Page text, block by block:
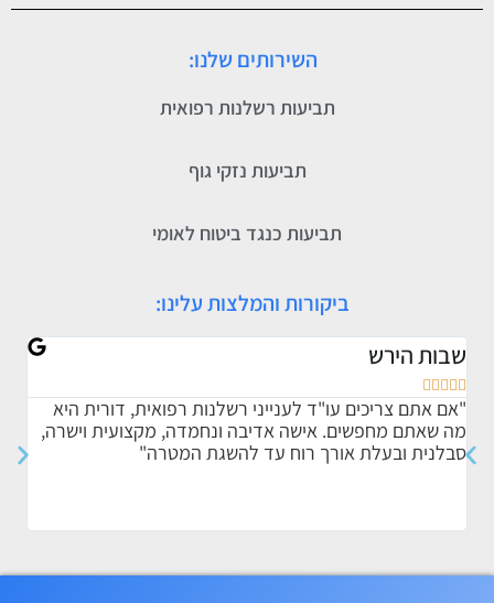
השירותים שלנו:
תביעות רשלנות רפואית
תביעות נזקי גוף
תביעות כנגד ביטוח לאומי
ביקורות והמלצות עלינו:
שבות הירש





"אם אתם צריכים עו"ד לענייני רשלנות רפואית, דורית היא
מה שאתם מחפשים. אישה אדיבה ונחמדה, מקצועית וישרה,
סבלנית ובעלת אורך רוח עד להשגת המטרה"